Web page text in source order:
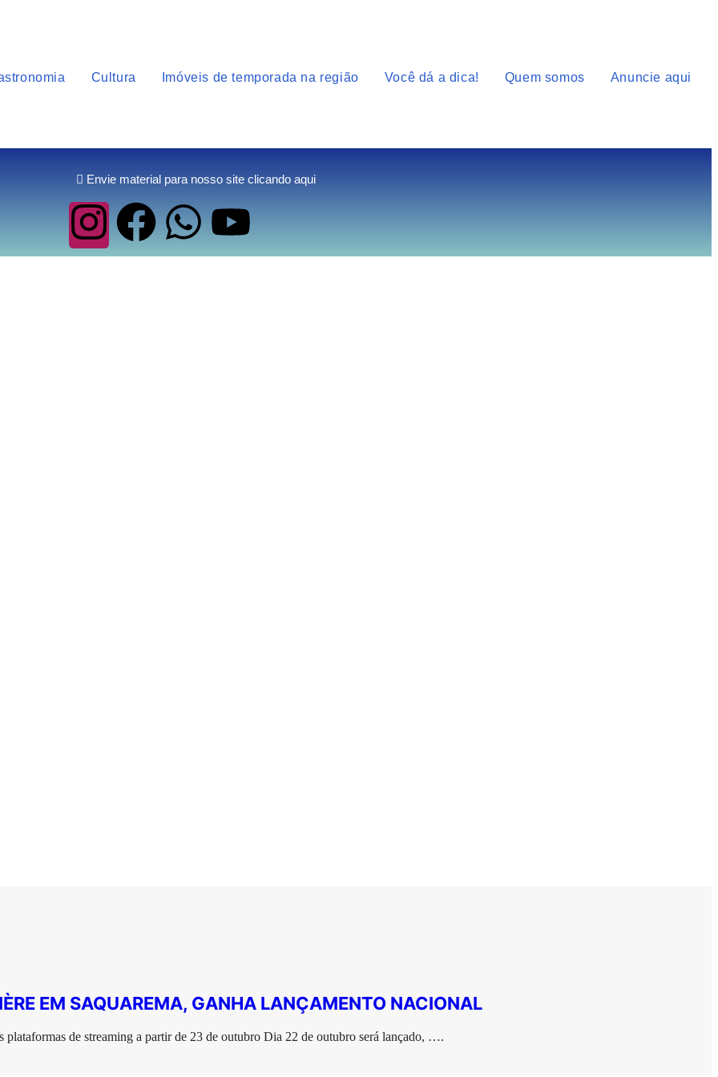
Cultura Imóveis de temporada na região Você dá a dica! Quem somos Anuncie aqui
Envie material para nosso site clicando aqui
EM SAQUAREMA, GANHA LANÇAMENTO NACIONAL
de streaming a partir de 23 de outubro Dia 22 de outubro será lançado, ….